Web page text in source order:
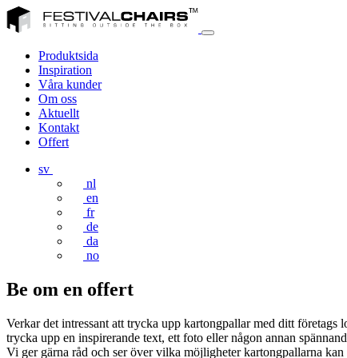
Produktsida
Inspiration
Våra kunder
Om oss
Aktuellt
Kontakt
Offert
sv
nl
en
fr
de
da
no
Be om en offert
Verkar det intressant att trycka upp kartongpallar med ditt
trycka upp en inspirerande text, ett foto eller någon annan
Vi ger gärna råd och ser över vilka möjligheter kartongpallarna